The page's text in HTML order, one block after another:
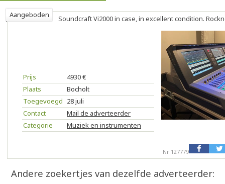
Aangeboden Soundcraft Vi2000 in case, in excellent condition.
Prijs
4930 €
Plaats
Bocholt
Toegevoegd 28 juli
Contact
Mail de adverteerder
Categorie
Muziek en instrumenten
Nr 127779
Andere zoekertjes van dezelfde adverteerder: